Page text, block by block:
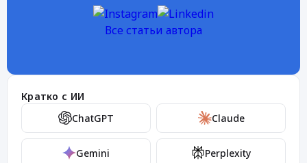
Все статьи автора
Кратко с ИИ
ChatGPT
Claude
Gemini Perplexity